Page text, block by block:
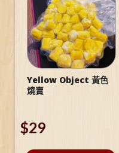
Yellow Object 黃色
燒賣
$29